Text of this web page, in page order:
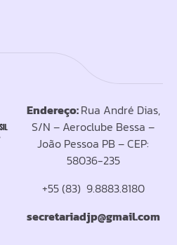
Endereço:Rua André Dias,
S/N – Aeroclube Bessa –
João Pessoa PB – CEP:
58036-235
+55 (83) 9.8883.8180
secretariadjp@gmail.com